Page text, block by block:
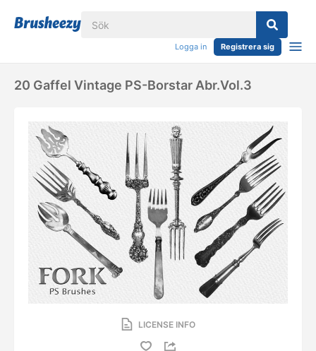
Logga in Registrera sig
20 Gaffel Vintage PS-Borstar Abr.Vol.3
LICENSE INFO